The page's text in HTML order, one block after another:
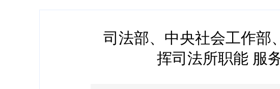
司法部、中央社会工作部
挥司法所职能 服